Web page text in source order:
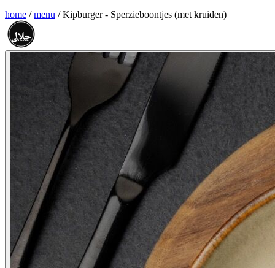
home / menu / Kipburger - Sperzieboontjes (met kruiden)
حلال
HALAL